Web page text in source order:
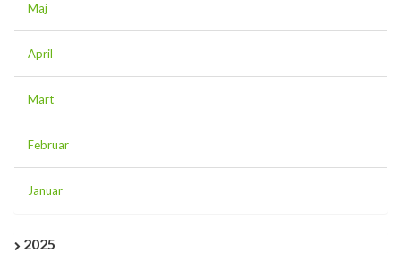
Maj
April
Mart
Februar
Januar
2025